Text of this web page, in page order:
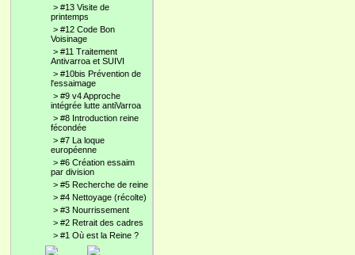
> #13 Visite de
printemps
> #12 Code Bon
Voisinage
> #11 Traitement
Antivarroa et SUIVI
> #10bis Prévention de
l'essaimage
> #9 v4 Approche
intégrée lutte antiVarroa
> #8 Introduction reine
fécondée
> #7 La loque
européenne
> #6 Création essaim
par division
> #5 Recherche de reine
> #4 Nettoyage (récolte)
> #3 Nourrissement
> #2 Retrait des cadres
> #1 Où est la Reine ?